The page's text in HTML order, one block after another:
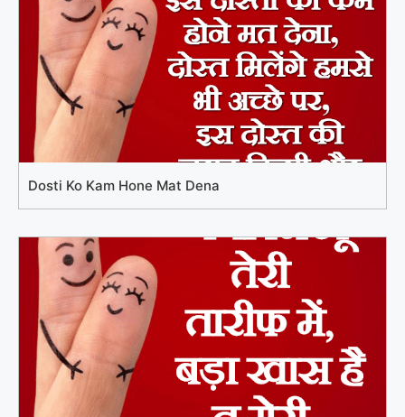
Dosti Ko Kam Hone Mat Dena